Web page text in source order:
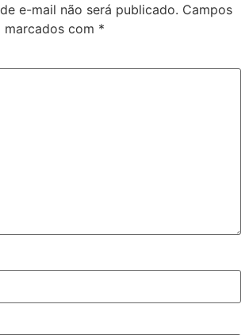
e-mail não será publicado. Campos
com *